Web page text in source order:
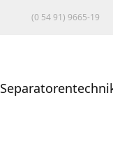
(0 54 91) 9665-19